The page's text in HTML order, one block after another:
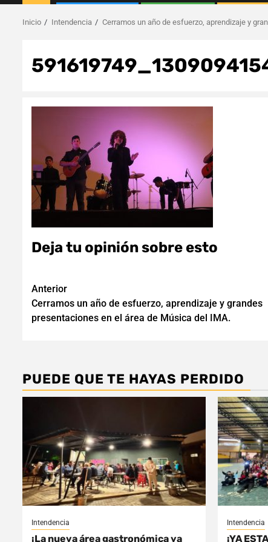
Inicio Intendencia Cerramos un año de esfuerzo, aprendizaje y
Deja tu opinión sobre esto
Navegación
de
Anterior
Cerramos un año de esfuerzo, aprendizaje y grandes
presentaciones en el área de Música del IMA.
PUEDE QUE TE HAYAS PERDIDO
Intendencia
¡La nueva área gastronómica ya
Intendencia
¡YA